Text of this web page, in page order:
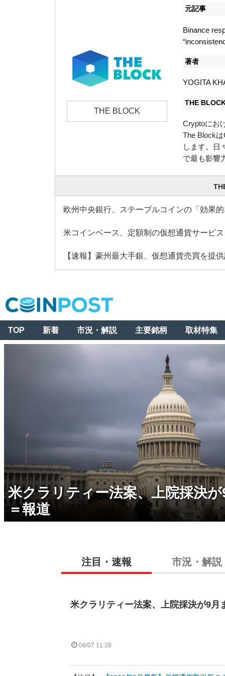
THE BLOCK
元記事
Binance
著者
YOGITA
THE
Cryptoにお
The Block
します。日
で最も影響
欧州中央銀行、ステーブルコインの「効果
米コインベース、定額制の仮想通貨サービ
【速報】豪州最大手銀、仮想通貨売買を提
TOP 新着 市況・解説 主要銘柄 取材特集
米クラリティー法案、上院採決
＝報道
注目・速報 市況・解説
米クラリティー法案、上院採決が9月
08/07 11:28